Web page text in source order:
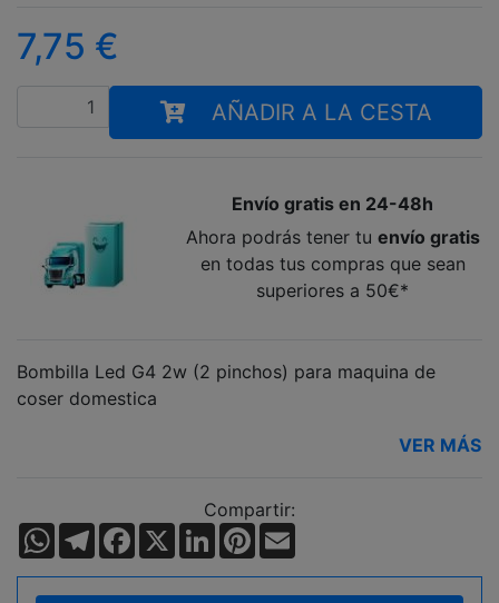
7,75 €
Cantidad
AÑADIR A LA CESTA
Envío gratis en 24-48h
Ahora podrás tener tu envío gratis
en todas tus compras que sean
superiores a 50€*
Bombilla Led G4 2w (2 pinchos) para maquina de
coser domestica
VER MÁS
Compartir:
WhatsApp
TelegramFacebook
X LinkedInPinterest